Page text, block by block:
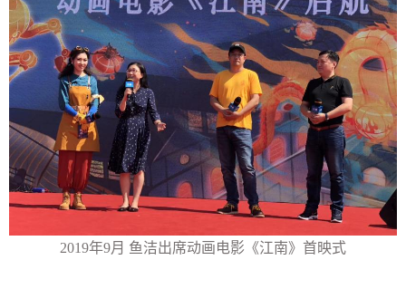
2019年9月 鱼洁出席动画电影《江南》首映式